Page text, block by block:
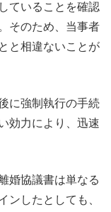
ていることを確認
そのため、当事者
と相違ないことが
に強制執行の手続
効力により、迅速
婚協議書は単なる
ンしたとしても、